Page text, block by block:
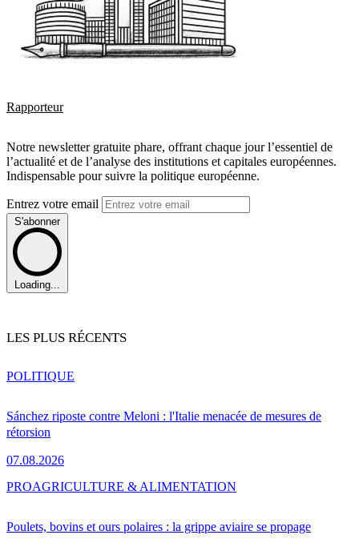
Rapporteur
Notre newsletter gratuite phare, offrant chaque jour l’essentiel de
l’actualité et de l’analyse des institutions et capitales européennes.
Indispensable pour suivre la politique européenne.
Entrez votre email
S'abonner
Loading...
LES PLUS RÉCENTS
Sánchez riposte contre Meloni : l'Italie menacée de mesures de
rétorsion
07.08.2026
POLITIQUE
Poulets, bovins et ours polaires : la grippe aviaire se propage
PROAGRICULTURE & ALIMENTATION